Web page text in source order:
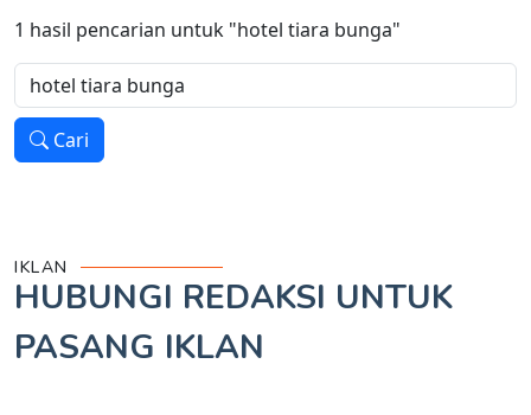
1 hasil pencarian untuk "hotel tiara bunga"
Cari
IKLAN
HUBUNGI REDAKSI UNTUK
PASANG IKLAN